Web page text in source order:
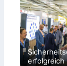
erfolgreich